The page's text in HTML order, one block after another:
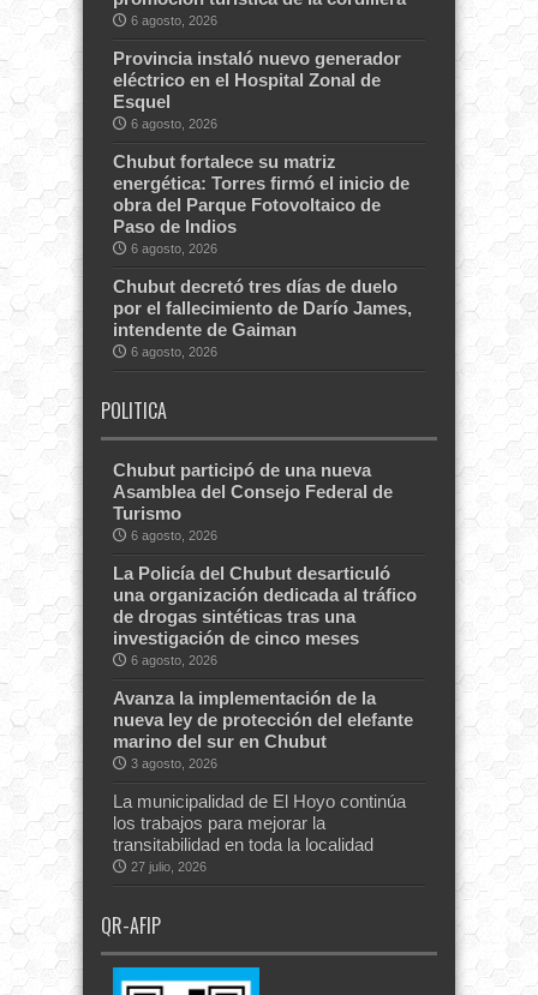
6 agosto, 2026
Provincia instaló nuevo generador
eléctrico en el Hospital Zonal de
Esquel
6 agosto, 2026
Chubut fortalece su matriz
energética: Torres firmó el inicio de
obra del Parque Fotovoltaico de
Paso de Indios
6 agosto, 2026
Chubut decretó tres días de duelo
por el fallecimiento de Darío James,
intendente de Gaiman
6 agosto, 2026
POLITICA
Chubut participó de una nueva
Asamblea del Consejo Federal de
Turismo
6 agosto, 2026
La Policía del Chubut desarticuló
una organización dedicada al tráfico
de drogas sintéticas tras una
investigación de cinco meses
6 agosto, 2026
Avanza la implementación de la
nueva ley de protección del elefante
marino del sur en Chubut
3 agosto, 2026
La municipalidad de El Hoyo continúa
los trabajos para mejorar la
transitabilidad en toda la localidad
27 julio, 2026
QR-AFIP